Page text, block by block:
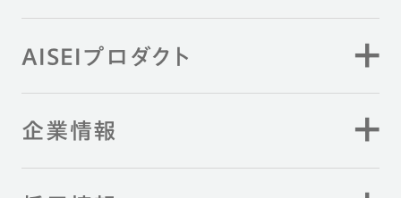
AISEIプロダクト
企業情報